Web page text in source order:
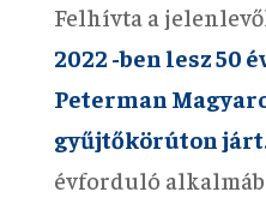
Felhívta a
2022 -ben lesz 50
Peterman
gyűjtőkörúton
évforduló